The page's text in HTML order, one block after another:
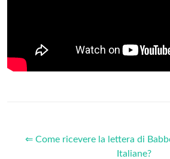
⇐ Come ricevere la lettera di
Italiane?